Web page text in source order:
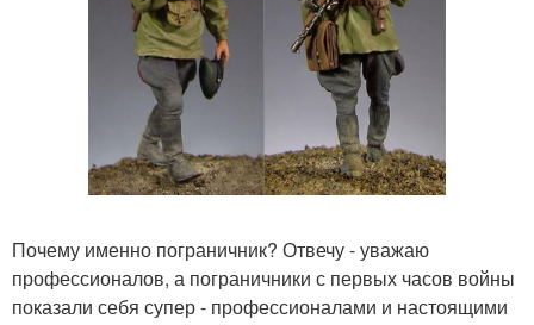
Почему именно пограничник? Отвечу - уважаю
профессионалов, а пограничники с первых часов войны
показали себя супер - профессионалами и настоящими